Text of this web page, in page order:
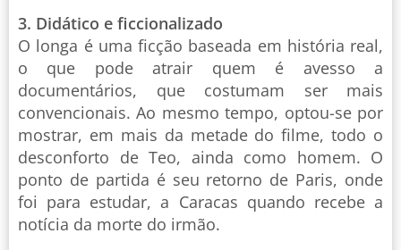
3. Didático e ficcionalizado
O longa é uma ficção baseada em história real,
o que pode atrair quem é avesso a
documentários, que costumam ser mais
convencionais. Ao mesmo tempo, optou-se por
mostrar, em mais da metade do filme, todo o
desconforto de Teo, ainda como homem. O
ponto de partida é seu retorno de Paris, onde
foi para estudar, a Caracas quando recebe a
notícia da morte do irmão.